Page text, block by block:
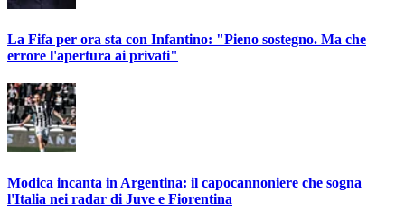
La Fifa per ora sta con Infantino: "Pieno sostegno. Ma che
errore l'apertura ai privati"
Modica incanta in Argentina: il capocannoniere che sogna
l'Italia nei radar di Juve e Fiorentina